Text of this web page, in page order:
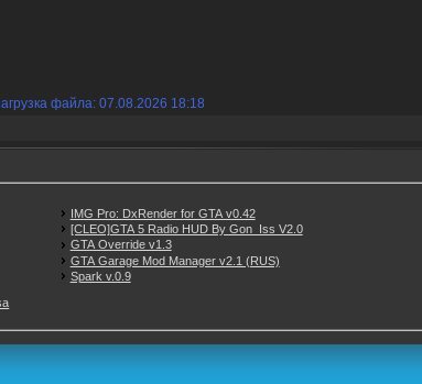
файла: 07.08.2026 18:18
IMG Pro: DxRender for GTA v0.42
[CLEO]GTA 5 Radio HUD By Gon_Iss V2.0
GTA Override v1.3
GTA Garage Mod Manager v2.1 (RUS)
Spark v.0.9